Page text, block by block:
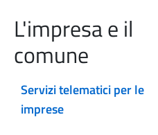
L'impresa e il
comune
Servizi telematici per le
imprese